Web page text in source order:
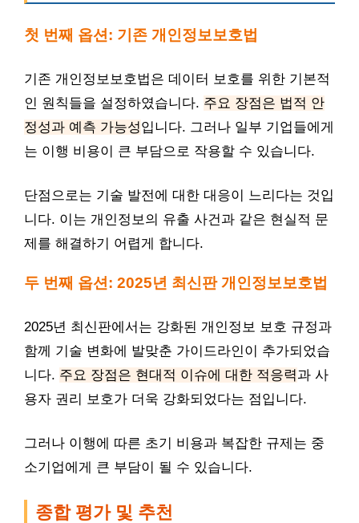
첫 번째 옵션: 기존 개인정보보호법
기존 개인정보보호법은 데이터 보호를 위한 기본적
인 원칙들을 설정하였습니다. 주요 장점은 법적 안
정성과 예측 가능성입니다. 그러나 일부 기업들에게
는 이행 비용이 큰 부담으로 작용할 수 있습니다.
단점으로는 기술 발전에 대한 대응이 느리다는 것입
니다. 이는 개인정보의 유출 사건과 같은 현실적 문
제를 해결하기 어렵게 합니다.
두 번째 옵션: 2025년 최신판 개인정보보호법
2025년 최신판에서는 강화된 개인정보 보호 규정과
함께 기술 변화에 발맞춘 가이드라인이 추가되었습
니다. 주요 장점은 현대적 이슈에 대한 적응력과 사
용자 권리 보호가 더욱 강화되었다는 점입니다.
그러나 이행에 따른 초기 비용과 복잡한 규제는 중
소기업에게 큰 부담이 될 수 있습니다.
종합 평가 및 추천